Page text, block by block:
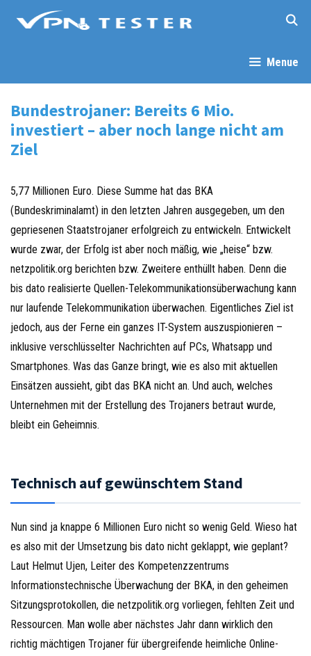
Menue
Bundestrojaner: Bereits 6 Mio.
investiert – aber noch lange nicht am
Ziel
5,77 Millionen Euro. Diese Summe hat das BKA
(Bundeskriminalamt) in den letzten Jahren ausgegeben, um den
gepriesenen Staatstrojaner erfolgreich zu entwickeln. Entwickelt
wurde zwar, der Erfolg ist aber noch mäßig, wie „heise“ bzw.
netzpolitik.org berichten bzw. Zweitere enthüllt haben. Denn die
bis dato realisierte Quellen-Telekommunikationsüberwachung kann
nur laufende Telekommunikation überwachen. Eigentliches Ziel ist
jedoch, aus der Ferne ein ganzes IT-System auszuspionieren –
inklusive verschlüsselter Nachrichten auf PCs, Whatsapp und
Smartphones. Was das Ganze bringt, wie es also mit aktuellen
Einsätzen aussieht, gibt das BKA nicht an. Und auch, welches
Unternehmen mit der Erstellung des Trojaners betraut wurde,
bleibt ein Geheimnis.
Technisch auf gewünschtem Stand
Nun sind ja knappe 6 Millionen Euro nicht so wenig Geld. Wieso hat
es also mit der Umsetzung bis dato nicht geklappt, wie geplant?
Laut Helmut Ujen, Leiter des Kompetenzzentrums
Informationstechnische Überwachung der BKA, in den geheimen
Sitzungsprotokollen, die netzpolitik.org vorliegen, fehlten Zeit und
Ressourcen. Man wolle aber nächstes Jahr dann wirklich den
richtig mächtigen Trojaner für übergreifende heimliche Online-